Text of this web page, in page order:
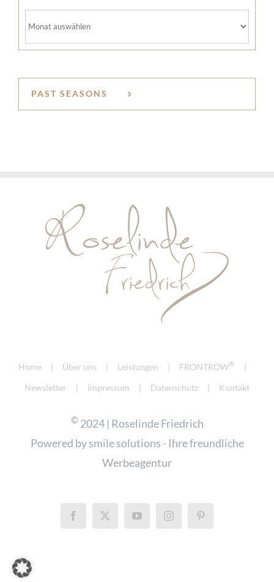
PAST SEASONS
Home Über uns Leistungen FRONTROW®
Newsletter Impressum Datenschutz Kontakt
©2024 | Roselinde Friedrich
Powered bysmile solutions - Ihre freundliche
Werbeagentur